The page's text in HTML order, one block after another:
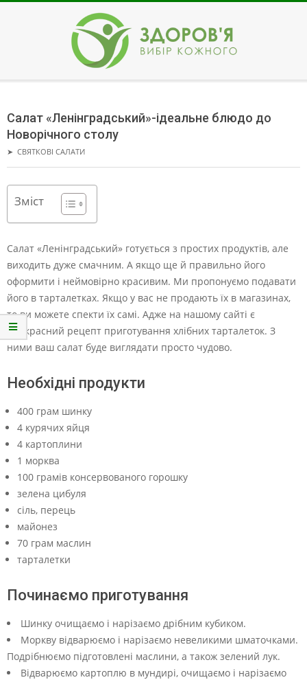
ЗДОРОВ'Я
Menu
Салат «Ленінградський»-ідеальне блюдо до
Новорічного столу
➤ СВЯТКОВІ САЛАТИ
Зміст
Салат «Ленінградський» готується з простих продуктів, але
виходить дуже смачним. А якщо ще й правильно його
оформити і неймовірно красивим. Ми пропонуємо подавати
його в тарталетках. Якщо у вас не продають їх в магазинах,
то ви можете спекти їх самі. Адже на нашому сайті є
прекрасний рецепт приготування хлібних тарталеток. З
ними ваш салат буде виглядати просто чудово.
Необхідні продукти
400 грам шинку
4 курячих яйця
4 картоплини
1 морква
100 грамів консервованого горошку
зелена цибуля
сіль, перець
майонез
70 грам маслин
тарталетки
Починаємо приготування
Шинку очищаємо і нарізаємо дрібним кубиком.
Моркву відварюємо і нарізаємо невеликими шматочками.
Подрібнюємо підготовлені маслини, а також зелений лук.
Відварюємо картоплю в мундирі, очищаємо і нарізаємо